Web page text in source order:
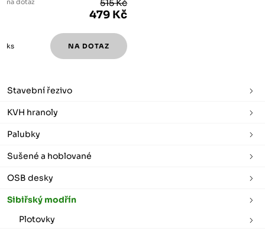
na dotaz 515 Kč
479 Kč
ks
Stavební řezivo
KVH hranoly
Palubky
Sušené a hoblované
OSB desky
Sibiřský modřín
Plotovky